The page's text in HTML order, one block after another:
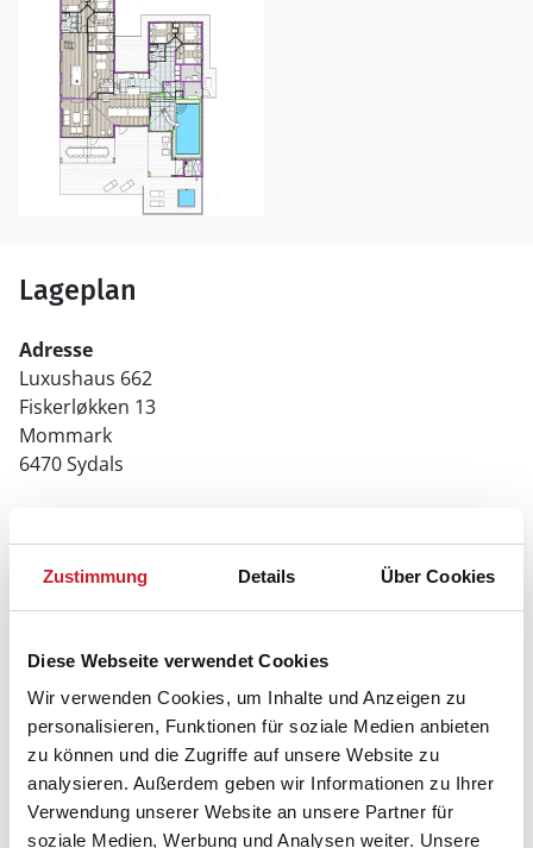
Zustimmung Details Über Cookies
Diese Webseite verwendet Cookies
Wir verwenden Cookies, um Inhalte und Anzeigen zu
personalisieren, Funktionen für soziale Medien anbieten
zu können und die Zugriffe auf unsere Website zu
analysieren. Außerdem geben wir Informationen zu Ihrer
Verwendung unserer Website an unsere Partner für
soziale Medien, Werbung und Analysen weiter. Unsere
Lageplan
Adresse
Luxushaus 662
Fiskerløkken 13
Mommark
6470 Sydals